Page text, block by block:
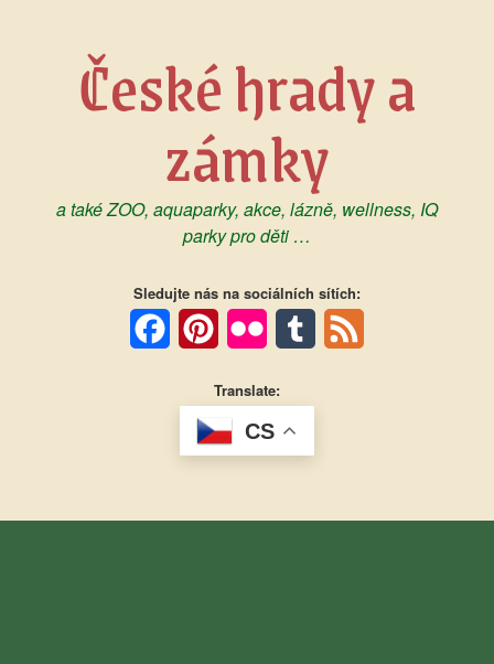
České hrady a
zámky
a také ZOO, aquaparky, akce, lázně, wellness, IQ
parky pro děti …
Sledujte nás na sociálních sítích:
FacebookPinterestFlickr Tumblr
Translate:
CS